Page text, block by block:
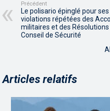
Précédent
Le polisario épinglé pour ses
violations répétées des
militaires et des Résolutions
Conseil de Sécurité
Articles relatifs